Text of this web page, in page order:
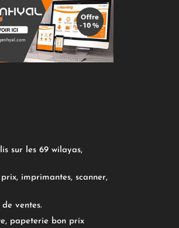
sur les 69 wilayas,
imprimantes, scanner,
ventes.
papeterie bon prix